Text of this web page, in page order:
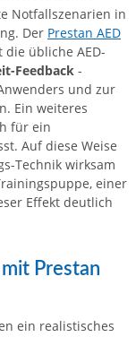
Notfallszenarien in
Der Prestan AED
übliche AED-
Feedback -
und zur
Ein weiteres
für ein
Auf diese Weise
Technik wirksam
einer
Effekt deutlich
Prestan
ein realistisches